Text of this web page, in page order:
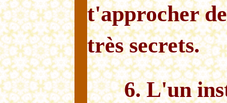
t'approcher
très secrets.
6. L'un